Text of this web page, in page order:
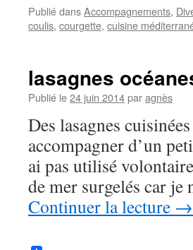
Publié dansAccompagnements,
coulis, courgette, cuisine
lasagnes
Publié le24 juin 2014paragnès
Des lasagnes
accompagner d’un
ai pas utilisé
de mer surgelés car
Continuer la lecture →